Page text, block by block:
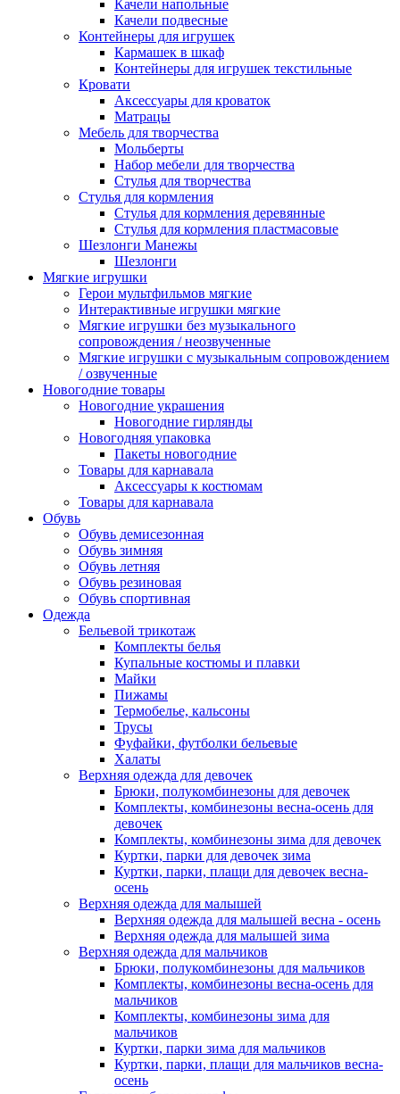
Качели напольные
Качели подвесные
Контейнеры для игрушек
Кармашек в шкаф
Контейнеры для игрушек текстильные
Кровати
Аксессуары для кроваток
Матрацы
Мебель для творчества
Мольберты
Набор мебели для творчества
Стулья для творчества
Стулья для кормления
Стулья для кормления деревянные
Стулья для кормления пластмасовые
Шезлонги Манежы
Шезлонги
Мягкие игрушки
Герои мультфильмов мягкие
Интерактивные игрушки мягкие
Мягкие игрушки без музыкального
сопровождения / неозвученные
Мягкие игрушки с музыкальным сопровождением
/ озвученные
Новогодние товары
Новогодние украшения
Новогодние гирлянды
Новогодняя упаковка
Пакеты новогодние
Товары для карнавала
Аксессуары к костюмам
Товары для карнавала
Обувь
Обувь демисезонная
Обувь зимняя
Обувь летняя
Обувь резиновая
Обувь спортивная
Одежда
Бельевой трикотаж
Комплекты белья
Купальные костюмы и плавки
Майки
Пижамы
Термобелье, кальсоны
Трусы
Фуфайки, футболки бельевые
Халаты
Верхняя одежда для девочек
Брюки, полукомбинезоны для девочек
Комплекты, комбинезоны весна-осень для
девочек
Комплекты, комбинезоны зима для девочек
Куртки, парки для девочек зима
Куртки, парки, плащи для девочек весна-
осень
Верхняя одежда для малышей
Верхняя одежда для малышей весна - осень
Верхняя одежда для малышей зима
Верхняя одежда для мальчиков
Брюки, полукомбинезоны для мальчиков
Комплекты, комбинезоны весна-осень для
мальчиков
Комплекты, комбинезоны зима для
мальчиков
Куртки, парки зима для мальчиков
Куртки, парки, плащи для мальчиков весна-
осень